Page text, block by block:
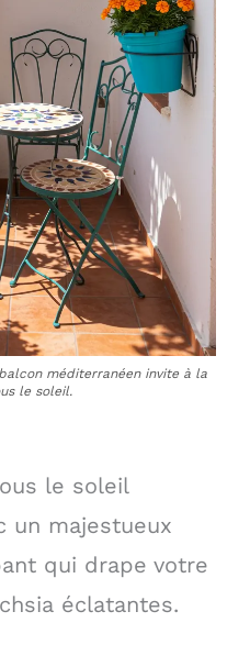
méditerranéen invite à la
le soleil.
le soleil
un majestueux
qui drape votre
éclatantes.